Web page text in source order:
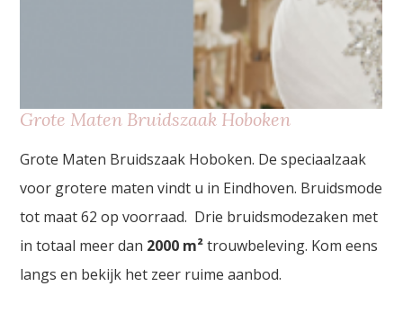
Grote Maten Bruidszaak Hoboken
Grote Maten Bruidszaak Hoboken. De speciaalzaak
voor grotere maten vindt u in Eindhoven. Bruidsmode
tot maat 62 op voorraad. Drie bruidsmodezaken met
in totaal meer dan 2000 m²trouwbeleving. Kom eens
langs en bekijk het zeer ruime aanbod.